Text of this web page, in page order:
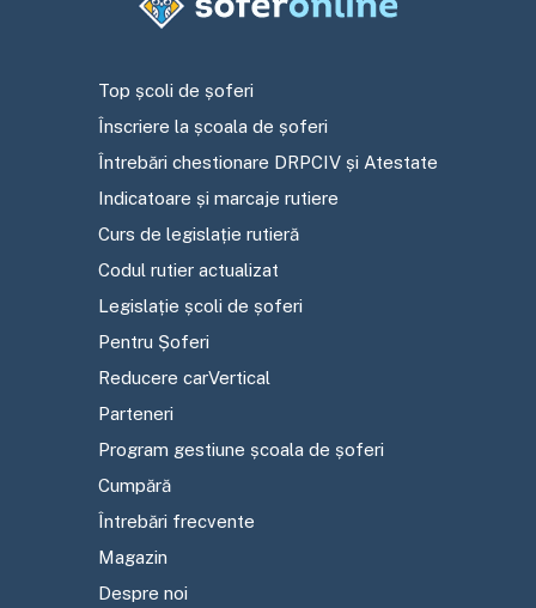
Top școli de șoferi
Înscriere la școala de șoferi
Întrebări chestionare DRPCIV și Atestate
Indicatoare și marcaje rutiere
Curs de legislație rutieră
Codul rutier actualizat
Legislație școli de șoferi
Pentru Șoferi
Reducere carVertical
Parteneri
Program gestiune școala de șoferi
Cumpără
Întrebări frecvente
Magazin
Despre noi